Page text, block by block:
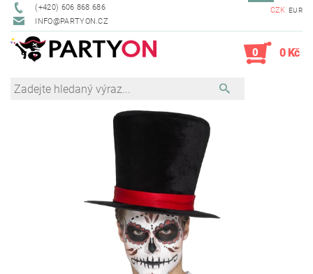
(+420) 606 868 686
INFO@PARTYON.CZ
CZK EUR
0 0 Kč